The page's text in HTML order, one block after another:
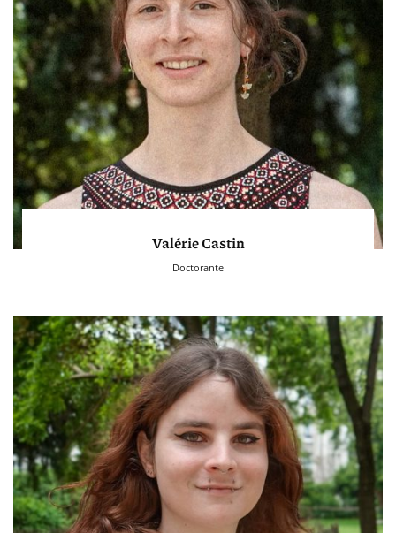
Valérie Castin
Doctorante